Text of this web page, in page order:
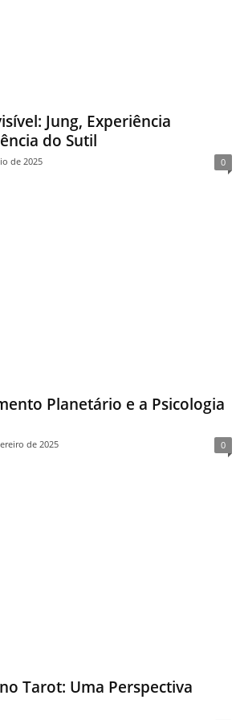
Jung, Experiência
do Sutil
de 2025 0
Planetário e a Psicologia
de 2025 0
Tarot: Uma Perspectiva